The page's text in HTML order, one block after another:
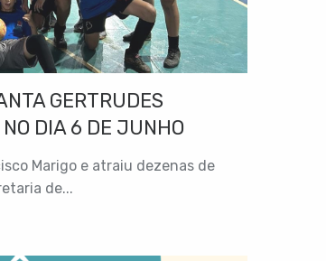
GERTRUDES
DIA 6 DE JUNHO
Marigo e atraiu dezenas de
de...